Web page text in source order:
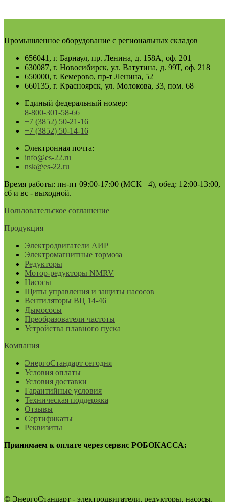
Промышленное оборудование с региональных складов
656041, г. Барнаул, пр. Ленина, д. 158А, оф. 201
630087, г. Новосибирск, ул. Ватутина, д. 99Т, оф. 218
650000, г. Кемерово, пр-т Ленина, 52
660135, г. Красноярск, ул. Молокова, 33, пом. 68
Единый федеральный номер:
8-800-301-58-66
+7 (3852) 50-21-16
+7 (3852) 50-14-16
Электронная почта:
info@es-22.ru
nsk@es-22.ru
Время работы: пн-пт 09:00-17:00 (МСК +4), обед: 12:00-13:00,
сб и вс - выходной.
Пользовательское соглашение
Продукция
Электродвигатели АИР
Электромагнитные тормоза
Редукторы
Мотор-редукторы NMRV
Насосы
Щиты управления и защиты насосов
Вентиляторы ВЦ 14-46
Дымососы
Преобразователи частоты
Устройства плавного пуска
Компания
ЭнергоСтандарт сегодня
Условия оплаты
Условия доставки
Гарантийные условия
Техническая поддержка
Отзывы
Сертификаты
Реквизиты
Принимаем к оплате через сервис РОБОКАССА:
© ЭнергоСтандарт - электродвигатели, редукторы, насосы,